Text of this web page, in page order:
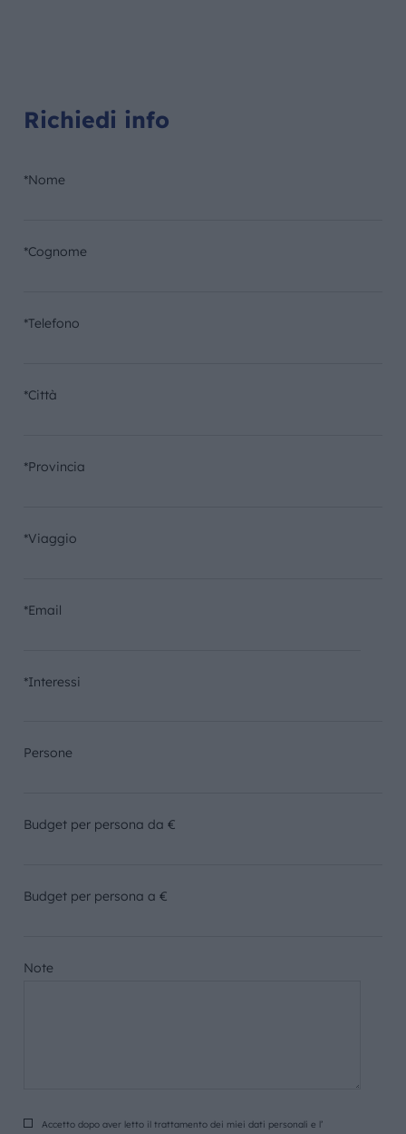
Richiedi info
*Nome
*Cognome
*Telefono
*Città
*Provincia
*Viaggio
*Email
*Interessi
Persone
Budget per persona da €
Budget per persona a €
Note
Accetto dopo aver letto il trattamento dei miei dati personali e l’